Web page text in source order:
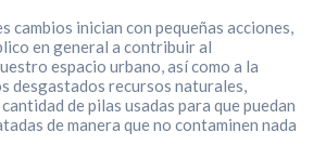
cambios inician con pequeñas acciones,
en general a contribuir al
espacio urbano, así como a la
desgastados recursos naturales,
de pilas usadas para que puedan
de manera que no contaminen nada